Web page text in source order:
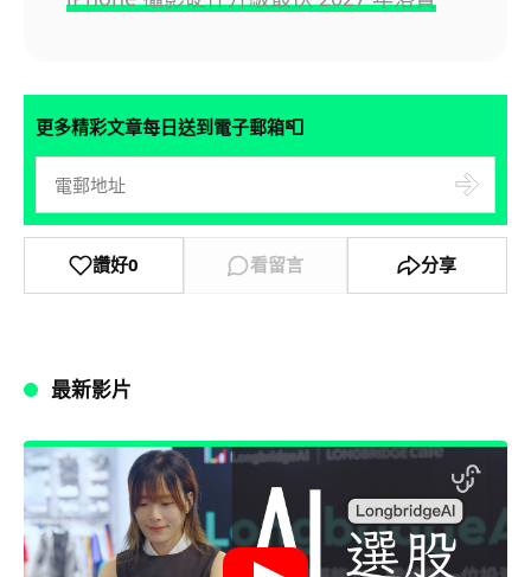
更多精彩文章每日送到電子郵箱📮
讚好0 看留言 分享
最新影片